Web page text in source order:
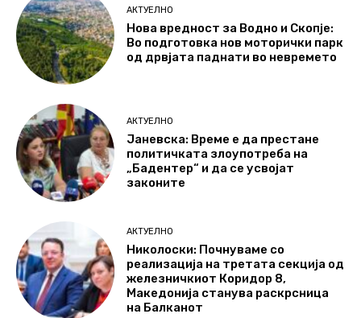
АКТУЕЛНО
Нова вредност за Водно и Скопје:
Во подготовка нов моторички парк
од дрвјата паднати во невремето
АКТУЕЛНО
Јаневска: Време е да престане
политичката злоупотреба на
„Бадентер“ и да се усвојат
законите
АКТУЕЛНО
Николоски: Почнуваме со
реализација на третата секција од
железничкиот Коридор 8,
Македонија станува раскрсница
на Балканот